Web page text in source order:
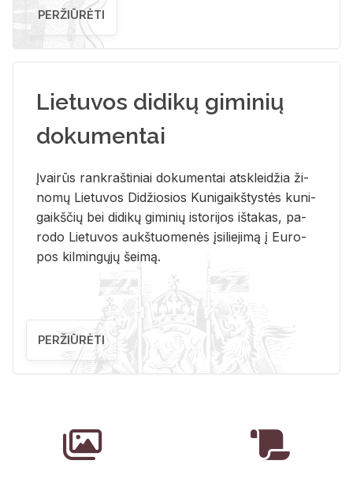
PERŽIŪRĖTI
Lietuvos didikų giminių
dokumentai
Įvai­rūs rank­raš­ti­niai do­ku­men­tai at­sklei­džia ži­
no­mų Lie­tu­vos Di­džio­sios Ku­ni­gaikš­tys­tės ku­ni­
gaikš­čių bei di­di­kų gi­mi­nių is­to­ri­jos iš­ta­kas, pa­
ro­do Lie­tu­vos aukš­tuo­me­nės įsi­lie­ji­mą į Eu­ro­
pos kil­min­gų­jų šei­mą.
PERŽIŪRĖTI